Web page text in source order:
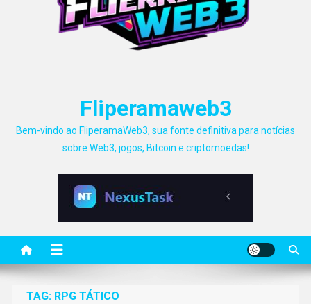
Fliperamaweb3
Bem-vindo ao FliperamaWeb3, sua fonte definitiva para notícias
sobre Web3, jogos, Bitcoin e criptomoedas!
TAG: RPG TÁTICO